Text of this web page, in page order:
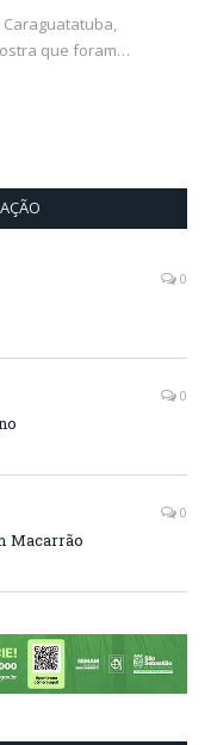
que foram…
0
0
0
Macarrão